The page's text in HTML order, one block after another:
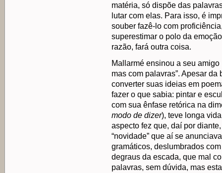
matéria, só dispõe das
lutar com elas. Para isso, é
souber fazê-lo com
superestimar o polo da
razão, fará outra coisa.
Mallarmé ensinou a seu
mas com palavras”. Apesar
converter suas ideias em
fazer o que sabia: pintar e
com sua ênfase retórica na
modo de dizer), teve longa
aspecto fez que, daí por
“novidade” que aí se
gramáticos, deslumbrados
degraus da escada, que mal
palavras, sem dúvida, mas